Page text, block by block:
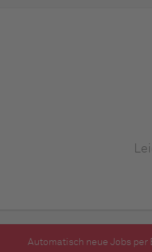
Automatisch neue Jobs per